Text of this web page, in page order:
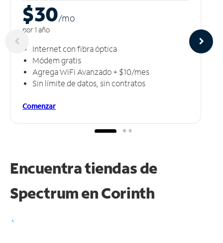
$30/mo
por 1 año
Internet con fibra óptica
Módem gratis
Agrega WiFi Avanzado + $10/mes
Sin límite de datos, sin contratos
Comenzar
Encuentra tiendas de
Spectrum enCorinth